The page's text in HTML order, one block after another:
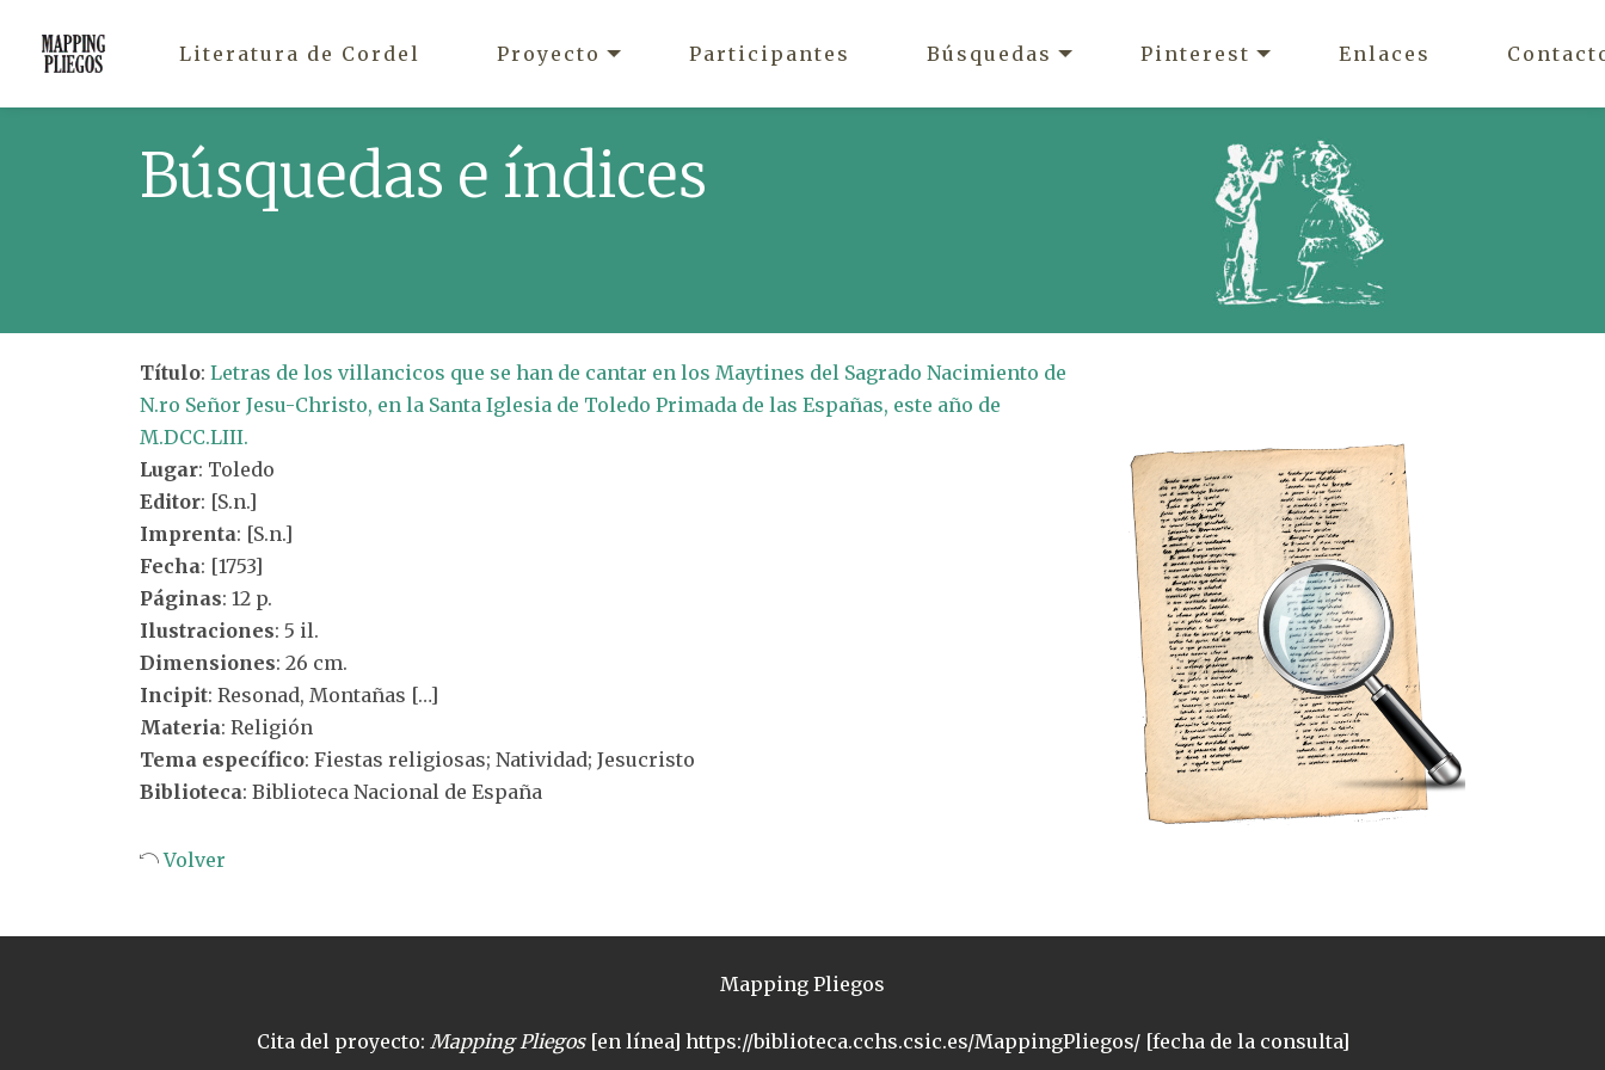
Literatura de Cordel Proyecto Participantes Búsquedas Pinterest Enlaces
Búsquedas e índices
Título: Letras de los villancicos que se han de cantar en los Maytines del Sagrado Nacimiento de
N.ro Señor Jesu-Christo, en la Santa Iglesia de Toledo Primada de las Españas, este año de
M.DCC.LIII.
Lugar: Toledo
Editor: [S.n.]
Imprenta: [S.n.]
Fecha: [1753]
Páginas: 12 p.
Ilustraciones: 5 il.
Dimensiones: 26 cm.
Incipit: Resonad, Montañas […]
Materia: Religión
Tema específico: Fiestas religiosas; Natividad; Jesucristo
Biblioteca: Biblioteca Nacional de España
Volver
Mapping Pliegos
Cita del proyecto: Mapping Pliegos[en línea] https://biblioteca.cchs.csic.es/MappingPliegos/ [fecha de la consulta]